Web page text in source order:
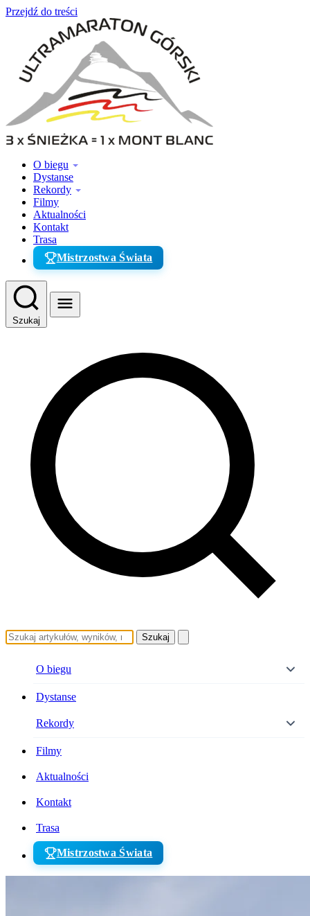
Przejdź do treści
O biegu
Dystanse
Rekordy
Filmy
Aktualności
Kontakt
Trasa
Mistrzostwa Świata
Szukaj
Szukaj
O biegu
Dystanse
Rekordy
Filmy
Aktualności
Kontakt
Trasa
Mistrzostwa Świata